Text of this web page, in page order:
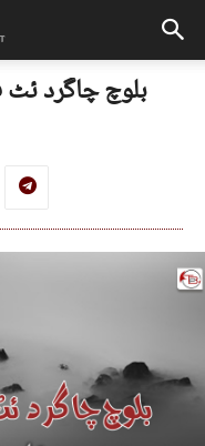
بلوچ چاگرد ئٹ